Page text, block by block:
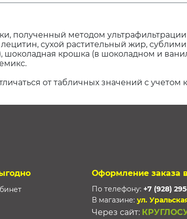
полученный методом
сухой растительный жир,
шоколадная крошка (в шоколадном и
от табличных значений с
Оформление заказа
По телефону: +7 (928)
В магазине:ул.
Через сайт: